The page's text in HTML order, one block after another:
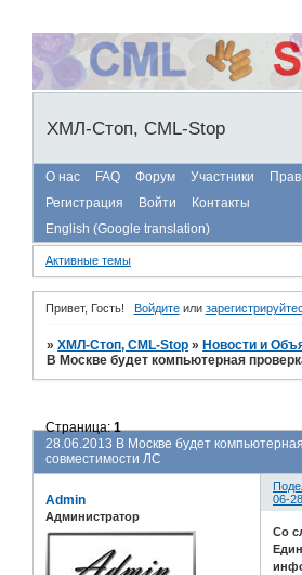
ХМЛ-Стоп, CML-Stop
О нас FAQ Форум Участники
Регистрация
Войти
Контакты
English (Google translation)
Активные темы
Привет, Гость! Войдитеили
»ХМЛ-Стоп, CML-Stop » Новости и
В Москве будет компьютерная
28.06.2013 В Москве будет
совместимости ЛС
Страница:1
06-
Admin
Администратор
Со